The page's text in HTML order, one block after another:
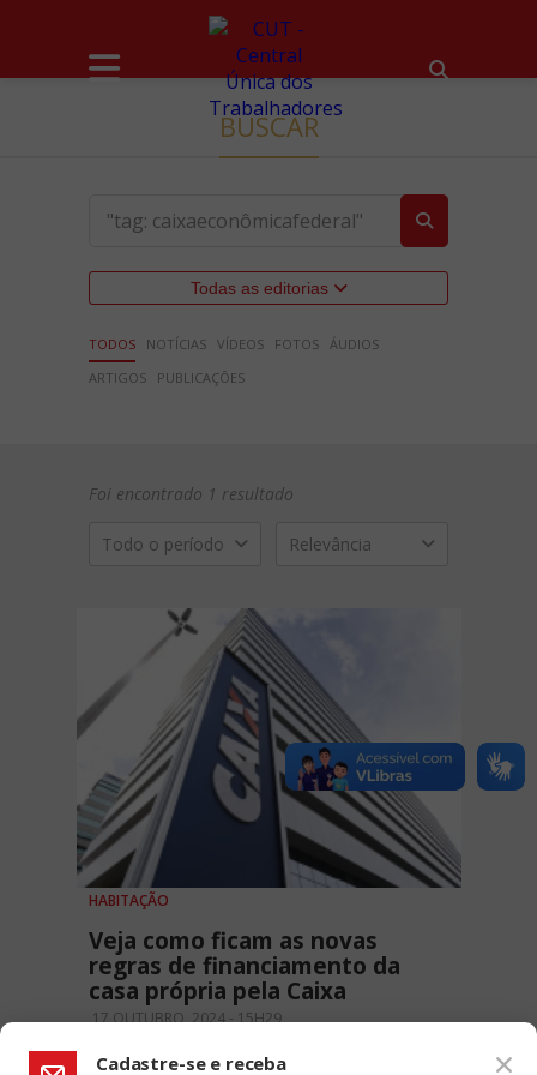
BUSCAR
Todas as editorias
TODOS NOTÍCIAS VÍDEOS FOTOS ÁUDIOS
ARTIGOS
PUBLICAÇÕES
Foi encontrado 1 resultado
Todo o período Relevância
HABITAÇÃO
Veja como ficam as novas
regras de financiamento da
casa própria pela Caixa
17 OUTUBRO, 2024 - 15H29
Cadastre-se e receba